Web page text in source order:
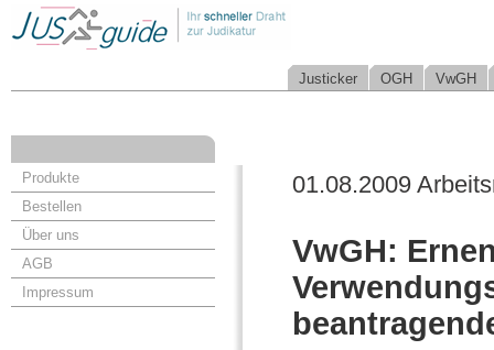
Justicker OGH VwGH
Produkte
Bestellen
Über uns
AGB
Impressum
01.08.2009
VwGH: